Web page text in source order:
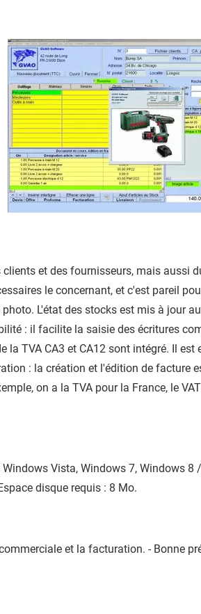
et des fournisseurs, mais aussi
le concernant, et c'est pareil
L'état des stocks est mis à jour
: il facilite la saisie des écritures
la TVA CA3 et CA12 sont intégré. Il
: la création et l'édition de facture
on a la TVA pour la France, le
Vista, Windows 7, Windows 8
disque requis : 8 Mo.
et la facturation. - Bonne